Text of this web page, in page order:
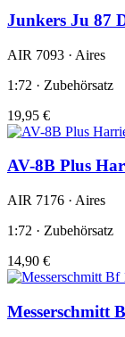
Junkers Ju 87
AIR 7093 · Aires
1:72 · Zubehörsatz
19,95 €
AV-8B Plus
AIR 7176 · Aires
1:72 · Zubehörsatz
14,90 €
Messerschmitt